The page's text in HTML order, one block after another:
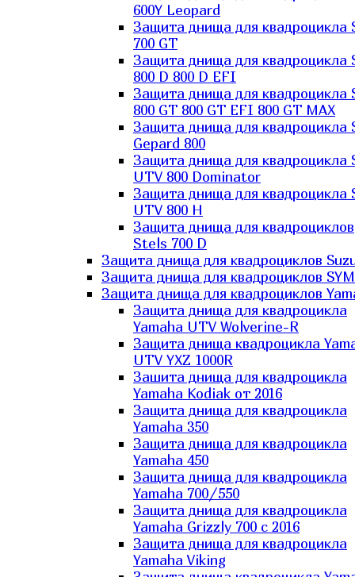
600Y Leopard
Защита днища для квадроцикла
700 GT
Защита днища для квадроцикла
800 D 800 D EFI
Защита днища для квадроцикла
800 GT 800 GT EFI 800 GT MAX
Защита днища для квадроцикла
Gepard 800
Защита днища для квадроцикла
UTV 800 Dominator
Защита днища для квадроцикла
UTV 800 H
Защита днища для квадроциклов
Stels 700 D
Защита днища для квадроциклов
Защита днища для квадроциклов SYM
Защита днища для квадроциклов
Защита днища для квадроцикла
Yamaha UTV Wolverine-R
Защита днища квадроцикла
UTV YXZ 1000R
Зашита днища для квадроцикла
Yamaha Kodiak от 2016
Защита днища для квадроцикла
Yamaha 350
Защита днища для квадроцикла
Yamaha 450
Защита днища для квадроцикла
Yamaha 700/550
Защита днища для квадроцикла
Yamaha Grizzly 700 с 2016
Защита днища для квадроцикла
Yamaha Viking